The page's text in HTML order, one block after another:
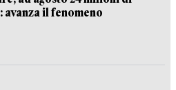
il fenomeno